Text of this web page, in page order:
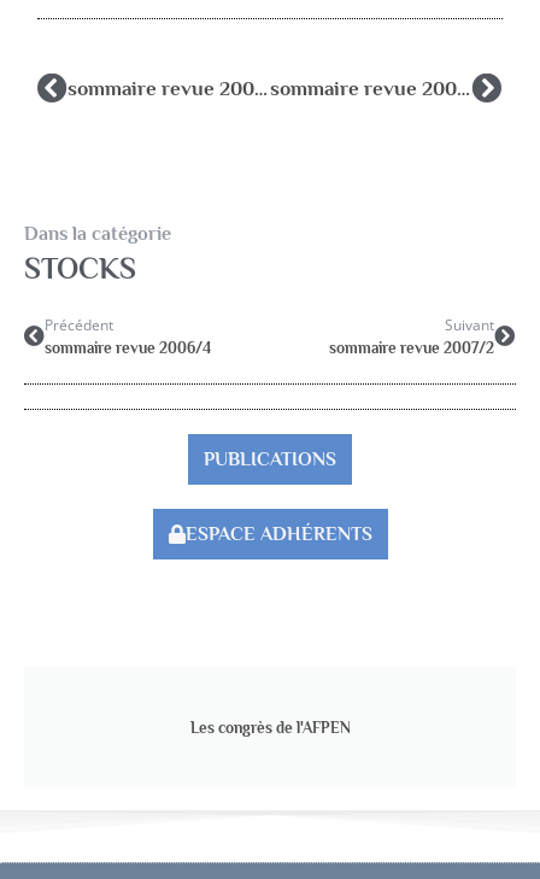
sommaire revue 2006/4 sommaire revue 2007/2
Dans la catégorie
STOCKS
Précédent
sommaire revue 2006/4
Suivant
sommaire revue 2007/2
PUBLICATIONS
ESPACE ADHÉRENTS
Les congrès de l'AFPEN